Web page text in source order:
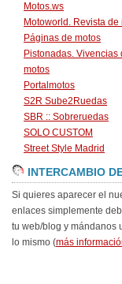
Motos.ws
Motoworld. Revista de
Páginas de motos
Pistonadas. Vivencias
motos
Portalmotos
S2R Sube2Ruedas
SBR :: Sobreruedas
SOLO CUSTOM
Street Style Madrid
INTERCAMBIO
Si quieres aparecer el
enlaces simplemente
tu web/blog y mándanos
lo mismo (más